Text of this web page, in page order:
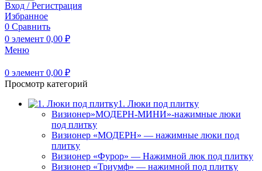
Вход / Регистрация
Избранное
0 Сравнить
0 элемент 0,00 ₽
Меню
0 элемент 0,00 ₽
Просмотр категорий
1. Люки под плитку
Визионер»МОДЕРН-МИНИ»-нажимные люки
под плитку
Визионер «МОДЕРН» — нажимные люки под
плитку
Визионер «Фурор» — Нажимной люк под плитку
Визионер «Триумф» — нажимной под плитку